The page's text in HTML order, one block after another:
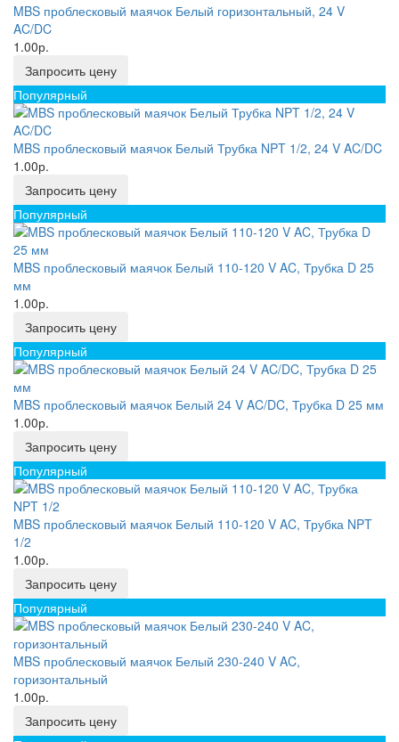
MBS проблесковый маячок Белый горизонтальный, 24 V
AC/DC
1.00р.
Запросить цену
Популярный
MBS проблесковый маячок Белый Трубка NPT 1/2, 24 V AC/DC
1.00р.
Запросить цену
Популярный
MBS проблесковый маячок Белый 110-120 V AC, Трубка D 25
мм
1.00р.
Запросить цену
Популярный
MBS проблесковый маячок Белый 24 V AC/DC, Трубка D 25 мм
1.00р.
Запросить цену
Популярный
MBS проблесковый маячок Белый 110-120 V AC, Трубка NPT
1/2
1.00р.
Запросить цену
Популярный
MBS проблесковый маячок Белый 230-240 V AC,
горизонтальный
1.00р.
Запросить цену